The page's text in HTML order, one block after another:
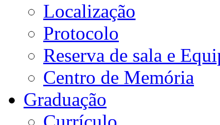
Localização
Protocolo
Reserva de sala e
Centro de Memória
Graduação